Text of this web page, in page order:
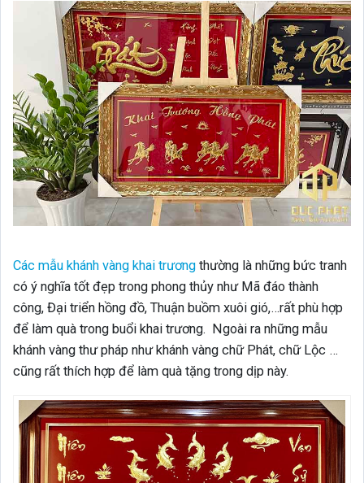
Các mẫu khánh vàng khai trương thường là những bức tranh
có ý nghĩa tốt đẹp trong phong thủy như Mã đáo thành
công, Đại triển hồng đồ, Thuận buồm xuôi gió,…rất phù hợp
để làm quà trong buổi khai trương. Ngoài ra những mẫu
khánh vàng thư pháp như khánh vàng chữ Phát, chữ Lộc …
cũng rất thích hợp để làm quà tặng trong dịp này.